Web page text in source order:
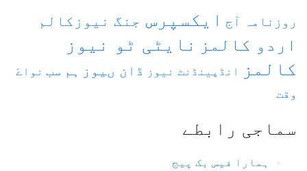
روزنامہ آج ایکسپرس جنگ نیوزکالم
اردو کالمز نایٹی ٹو نیوز
کالمز انڈپینڈنٹ نیوز ڈان ںیوز ہم سب نواےَ
وقت
سماجی رابطے
ہمارا فیس بک پیج